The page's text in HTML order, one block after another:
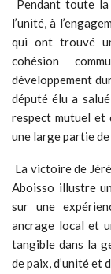
Pendant toute la
l’unité, à
qui ont trouvé
cohésion
développement
député élu a
respect mutuel et
une large partie
La victoire de
Aboisso illustre
sur une
ancrage local et
tangible dans la
de paix, d’unité et